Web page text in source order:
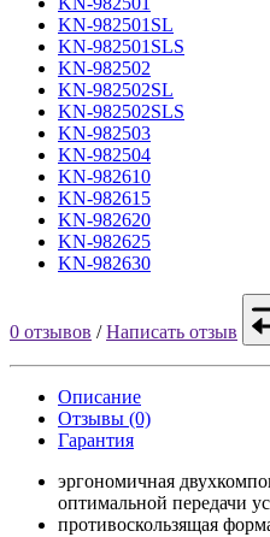
KN-982501SL
KN-982501SLS
KN-982502
KN-982502SL
KN-982502SLS
KN-982503
KN-982504
KN-982610
KN-982615
KN-982620
KN-982625
KN-982630
0 отзывов /Написать отзыв
Описание
Отзывы (0)
Гарантия
эргономичная
оптимальной передачи
противоскользящая